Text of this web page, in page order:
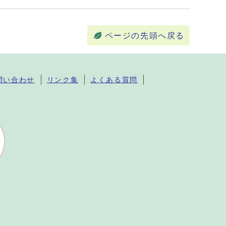
ページの先頭へ戻る
い合わせ リンク集 よくある質問